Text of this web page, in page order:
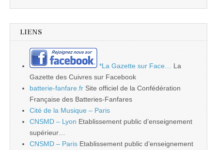
LIENS
*La Gazette sur Face…
La
Gazette des Cuivres sur Facebook
batterie-fanfare.fr Site officiel de la Confédération
Française des Batteries-Fanfares
Cité de la Musique – Paris
CNSMD – Lyon Etablissement public d’enseignement
supérieur…
CNSMD – Paris Etablissement public d’enseignement